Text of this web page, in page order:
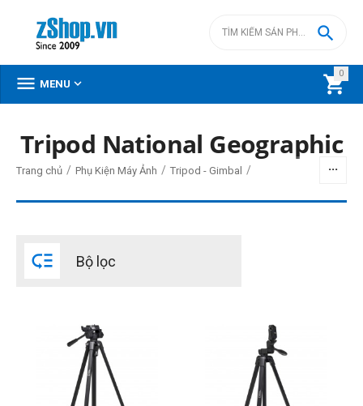
0


 MENU 
BỘ LỌC
0,1kg - 1kg
Tripod National Geographic
Trang chủ / Phụ Kiện Máy Ảnh / Tripod - Gimbal /
 Bộ lọc